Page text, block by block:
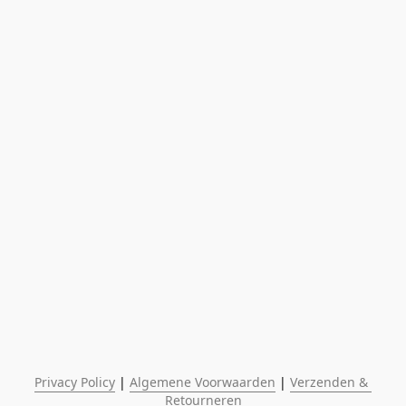
Privacy Policy | Algemene Voorwaarden | Verzenden &
Retourneren